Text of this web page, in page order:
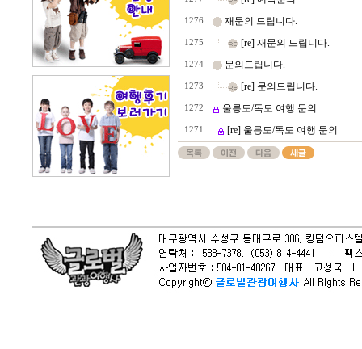
1276 재문의 드립니다.
1275 [re] 재문의 드립니다.
1274 문의드립니다.
1273 [re] 문의드립니다.
1272 울릉도/독도 여행 문의
1271 [re] 울릉도/독도 여행 문의